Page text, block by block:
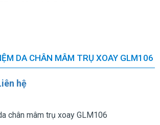
DA CHÂN MÂM TRỤ XOAY GLM106
hệ
chân mâm trụ xoay GLM106